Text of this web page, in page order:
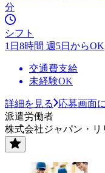
分
シフト
1日8時間 週5日からOK
交通費支給
未経験OK
詳細を見る
応募画面
派遣労働者
株式会社ジャパン・リ